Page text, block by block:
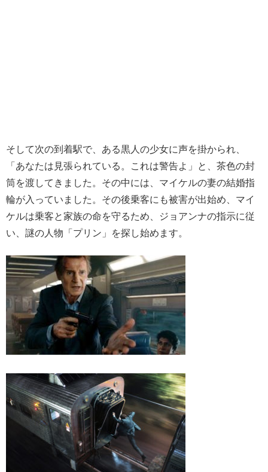
そして次の到着駅で、ある黒人の少女に声を掛かられ、
「あなたは見張られている。これは警告よ」と、茶色の封
筒を渡してきました。その中には、マイケルの妻の結婚指
輪が入っていました。その後乗客にも被害が出始め、マイ
ケルは乗客と家族の命を守るため、ジョアンナの指示に従
い、謎の人物「プリン」を探し始めます。